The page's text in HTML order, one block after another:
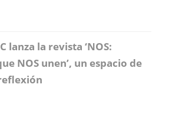
lanza la revista ‘NOS:
NOS unen’, un espacio de